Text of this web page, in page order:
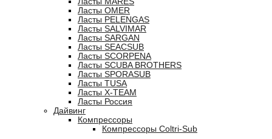
Ласты OMER
Ласты PELENGAS
Ласты SALVIMAR
Ласты SARGAN
Ласты SEACSUB
Ласты SCORPENA
Ласты SCUBA BROTHERS
Ласты SPORASUB
Ласты TUSA
Ласты X-TEAM
Ласты Россия
Дайвинг
Компрессоры
Компрессоры Coltri-Sub